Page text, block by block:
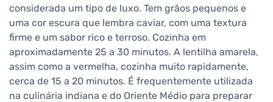
considerada um tipo de luxo. Tem grãos pequenos e
uma cor escura que lembra caviar, com uma textura
firme e um sabor rico e terroso. Cozinha em
aproximadamente 25 a 30 minutos. A lentilha amarela,
assim como a vermelha, cozinha muito rapidamente,
cerca de 15 a 20 minutos. É frequentemente utilizada
na culinária indiana e do Oriente Médio para preparar